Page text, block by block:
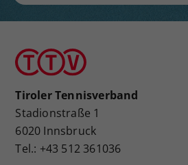
Tiroler Tennisverband
Stadionstraße 1
6020 Innsbruck
Tel.: +43 512 361036